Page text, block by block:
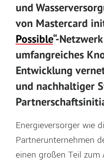
und
von Mastercard
Possible“-
umfangreiches
Entwicklung
und nachhaltiger
Energieversorger wie
Partnerunternehmen
einen großen Teil zum